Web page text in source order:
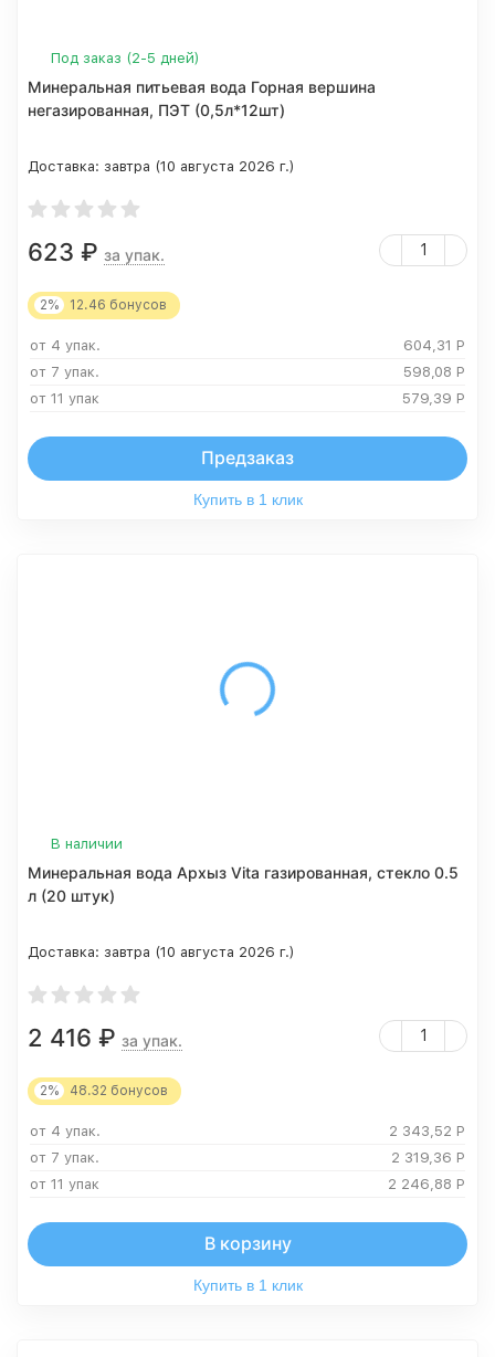
Под заказ (2-5 дней)
Минеральная питьевая вода Горная вершина
негазированная, ПЭТ (0,5л*12шт)
Доставка: завтра (10 августа 2026 г.)
623 ₽ за упак.
2% 12.46 бонусов
от 4 упак. 604,31 Р
от 7 упак.
598,08 Р
от 11 упак
579,39 Р
Предзаказ
Купить в 1 клик
В наличии
Минеральная вода Архыз Vita газированная, стекло 0.5
л (20 штук)
Доставка: завтра (10 августа 2026 г.)
2 416 ₽ за упак.
2% 48.32 бонусов
от 4 упак. 2 343,52 Р
от 7 упак.
2 319,36 Р
от 11 упак
2 246,88 Р
В корзину
Купить в 1 клик